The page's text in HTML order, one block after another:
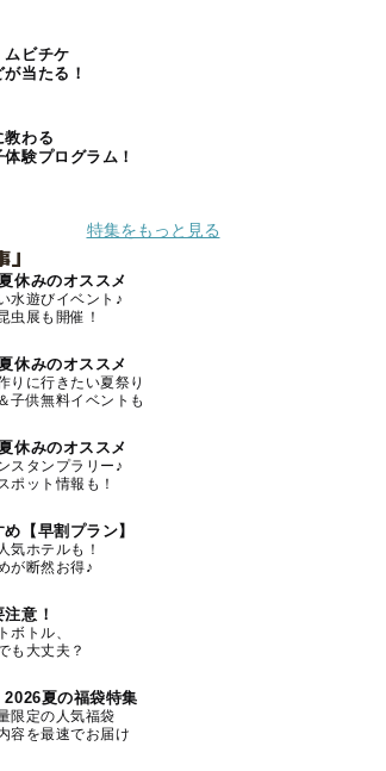
ムビチケ
当たる！
教わる
験プログラム！
特集をもっと見る
休みのオススメ
水遊びイベント♪
虫展も開催！
休みのオススメ
りに行きたい夏祭り
子供無料イベントも
休みのオススメ
スタンプラリー♪
ポット情報も！
【早割プラン】
気ホテルも！
が断然お得♪
意！
ボトル、
も大丈夫？
2026夏の福袋特集
限定の人気福袋
容を最速でお届け